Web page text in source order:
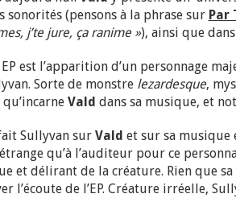
sonorités (pensons à la phrase sur Par
j’te jure, ça ranime »), ainsi que
est l’apparition d’un personnage
Sorte de monstre lezardesque,
Vald dans sa musique, et
Sullyvan sur Vald et sur sa musique
qu’à l’auditeur pour ce
et délirant de la créature. Rien que
l’écoute de l’EP. Créature irréelle,